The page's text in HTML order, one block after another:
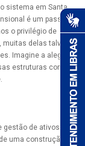
sistema em Santa
é um passo
o privilégio de
delas talvez
Imagine a alegria
estruturas com a
gestão de ativos que
uma construção: